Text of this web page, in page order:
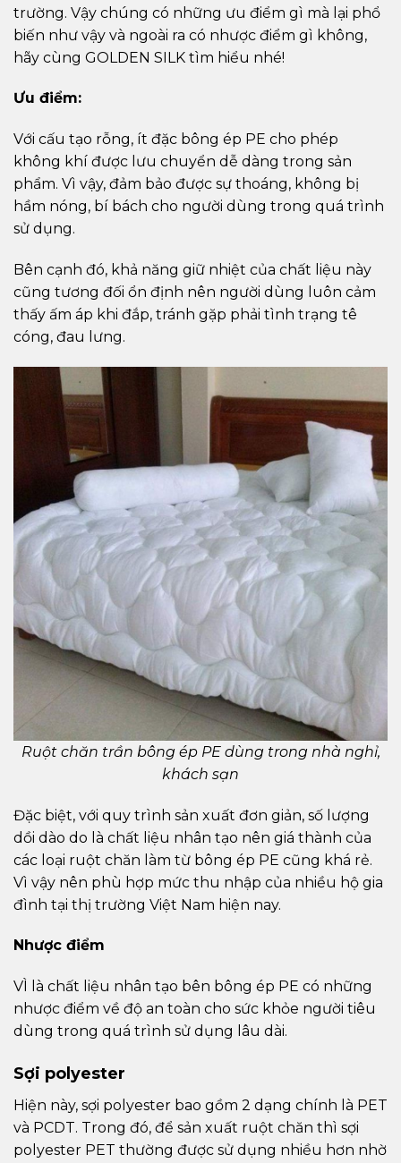
trường. Vậy chúng có những ưu điểm gì mà lại phổ
biến như vậy và ngoài ra có nhược điểm gì không,
hãy cùng GOLDEN SILK tìm hiểu nhé!
Ưu điểm:
Với cấu tạo rỗng, ít đặc bông ép PE cho phép
không khí được lưu chuyển dễ dàng trong sản
phẩm. Vì vậy, đảm bảo được sự thoáng, không bị
hầm nóng, bí bách cho người dùng trong quá trình
sử dụng.
Bên cạnh đó, khả năng giữ nhiệt của chất liệu này
cũng tương đối ổn định nên người dùng luôn cảm
thấy ấm áp khi đắp, tránh gặp phải tình trạng tê
cóng, đau lưng.
Ruột chăn trần bông ép PE dùng trong nhà nghỉ,
khách sạn
Đặc biệt, với quy trình sản xuất đơn giản, số lượng
dồi dào do là chất liệu nhân tạo nên giá thành của
các loại ruột chăn làm từ bông ép PE cũng khá rẻ.
Vì vậy nên phù hợp mức thu nhập của nhiều hộ gia
đình tại thị trường Việt Nam hiện nay.
Nhược điểm
VÌ là chất liệu nhân tạo bên bông ép PE có những
nhược điểm về độ an toàn cho sức khỏe người tiêu
dùng trong quá trình sử dụng lâu dài.
Sợi polyester
Hiện này, sợi polyester bao gồm 2 dạng chính là PET
và PCDT. Trong đó, để sản xuất ruột chăn thì sợi
polyester PET thường được sử dụng nhiều hơn nhờ